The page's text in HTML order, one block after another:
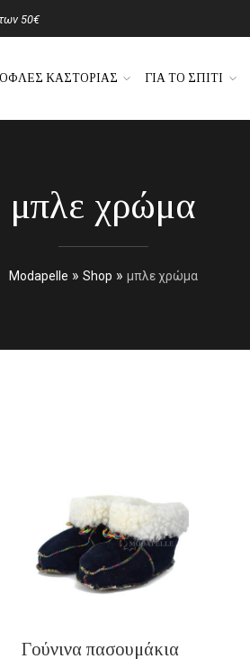
50€
ΚΑΣΤΟΡΙΑΣ ΓΙΑ ΤΟ ΣΠΙΤΙ
μπλε χρώμα
Modapelle » Shop » μπλε χρώμα
Γούνινα πασουμάκια